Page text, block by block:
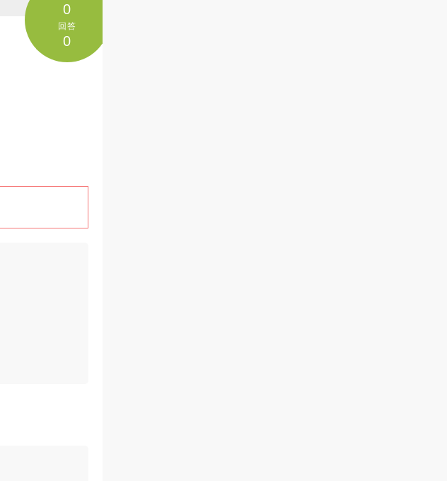
0
回答
0